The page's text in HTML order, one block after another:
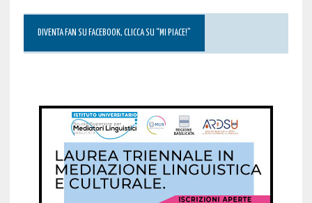
DIVENTA FAN SU FACEBOOK, CLICCA SU “MI PIACE!”